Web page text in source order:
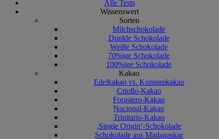
Alle Tests
Wissenswert
Sorten
Milchschokolade
Dunkle Schokolade
Weiße Schokolade
70%ige Schokolade
100%ige Schokolade
Kakao
Edelkakao vs. Konsumkakao
Criollo-Kakao
Forastero-Kakao
Nacional-Kakao
Trinitario-Kakao
‚Single Origin‘-Schokolade
Schokolade aus Madagaskar